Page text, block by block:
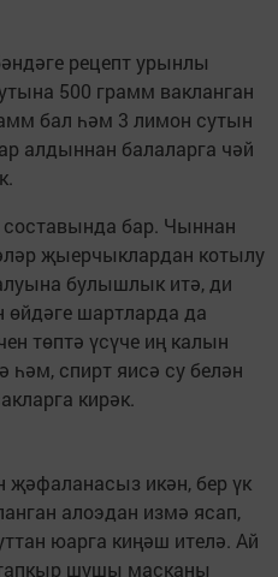
рецепт урынлы
500 грамм вакланган
бал һәм 3 лимон сутын
алдыннан балаларга чәй
составында бар. Чыннан
җыерчыклардан котылу
булышлык итә, ди
өйдәге шартларда да
төптә үсүче иң калын
һәм, спирт яисә су белән
кирәк.
җәфаланасыз икән, бер үк
алоэдан измә ясап,
юарга киңәш ителә. Ай
шушы масканы